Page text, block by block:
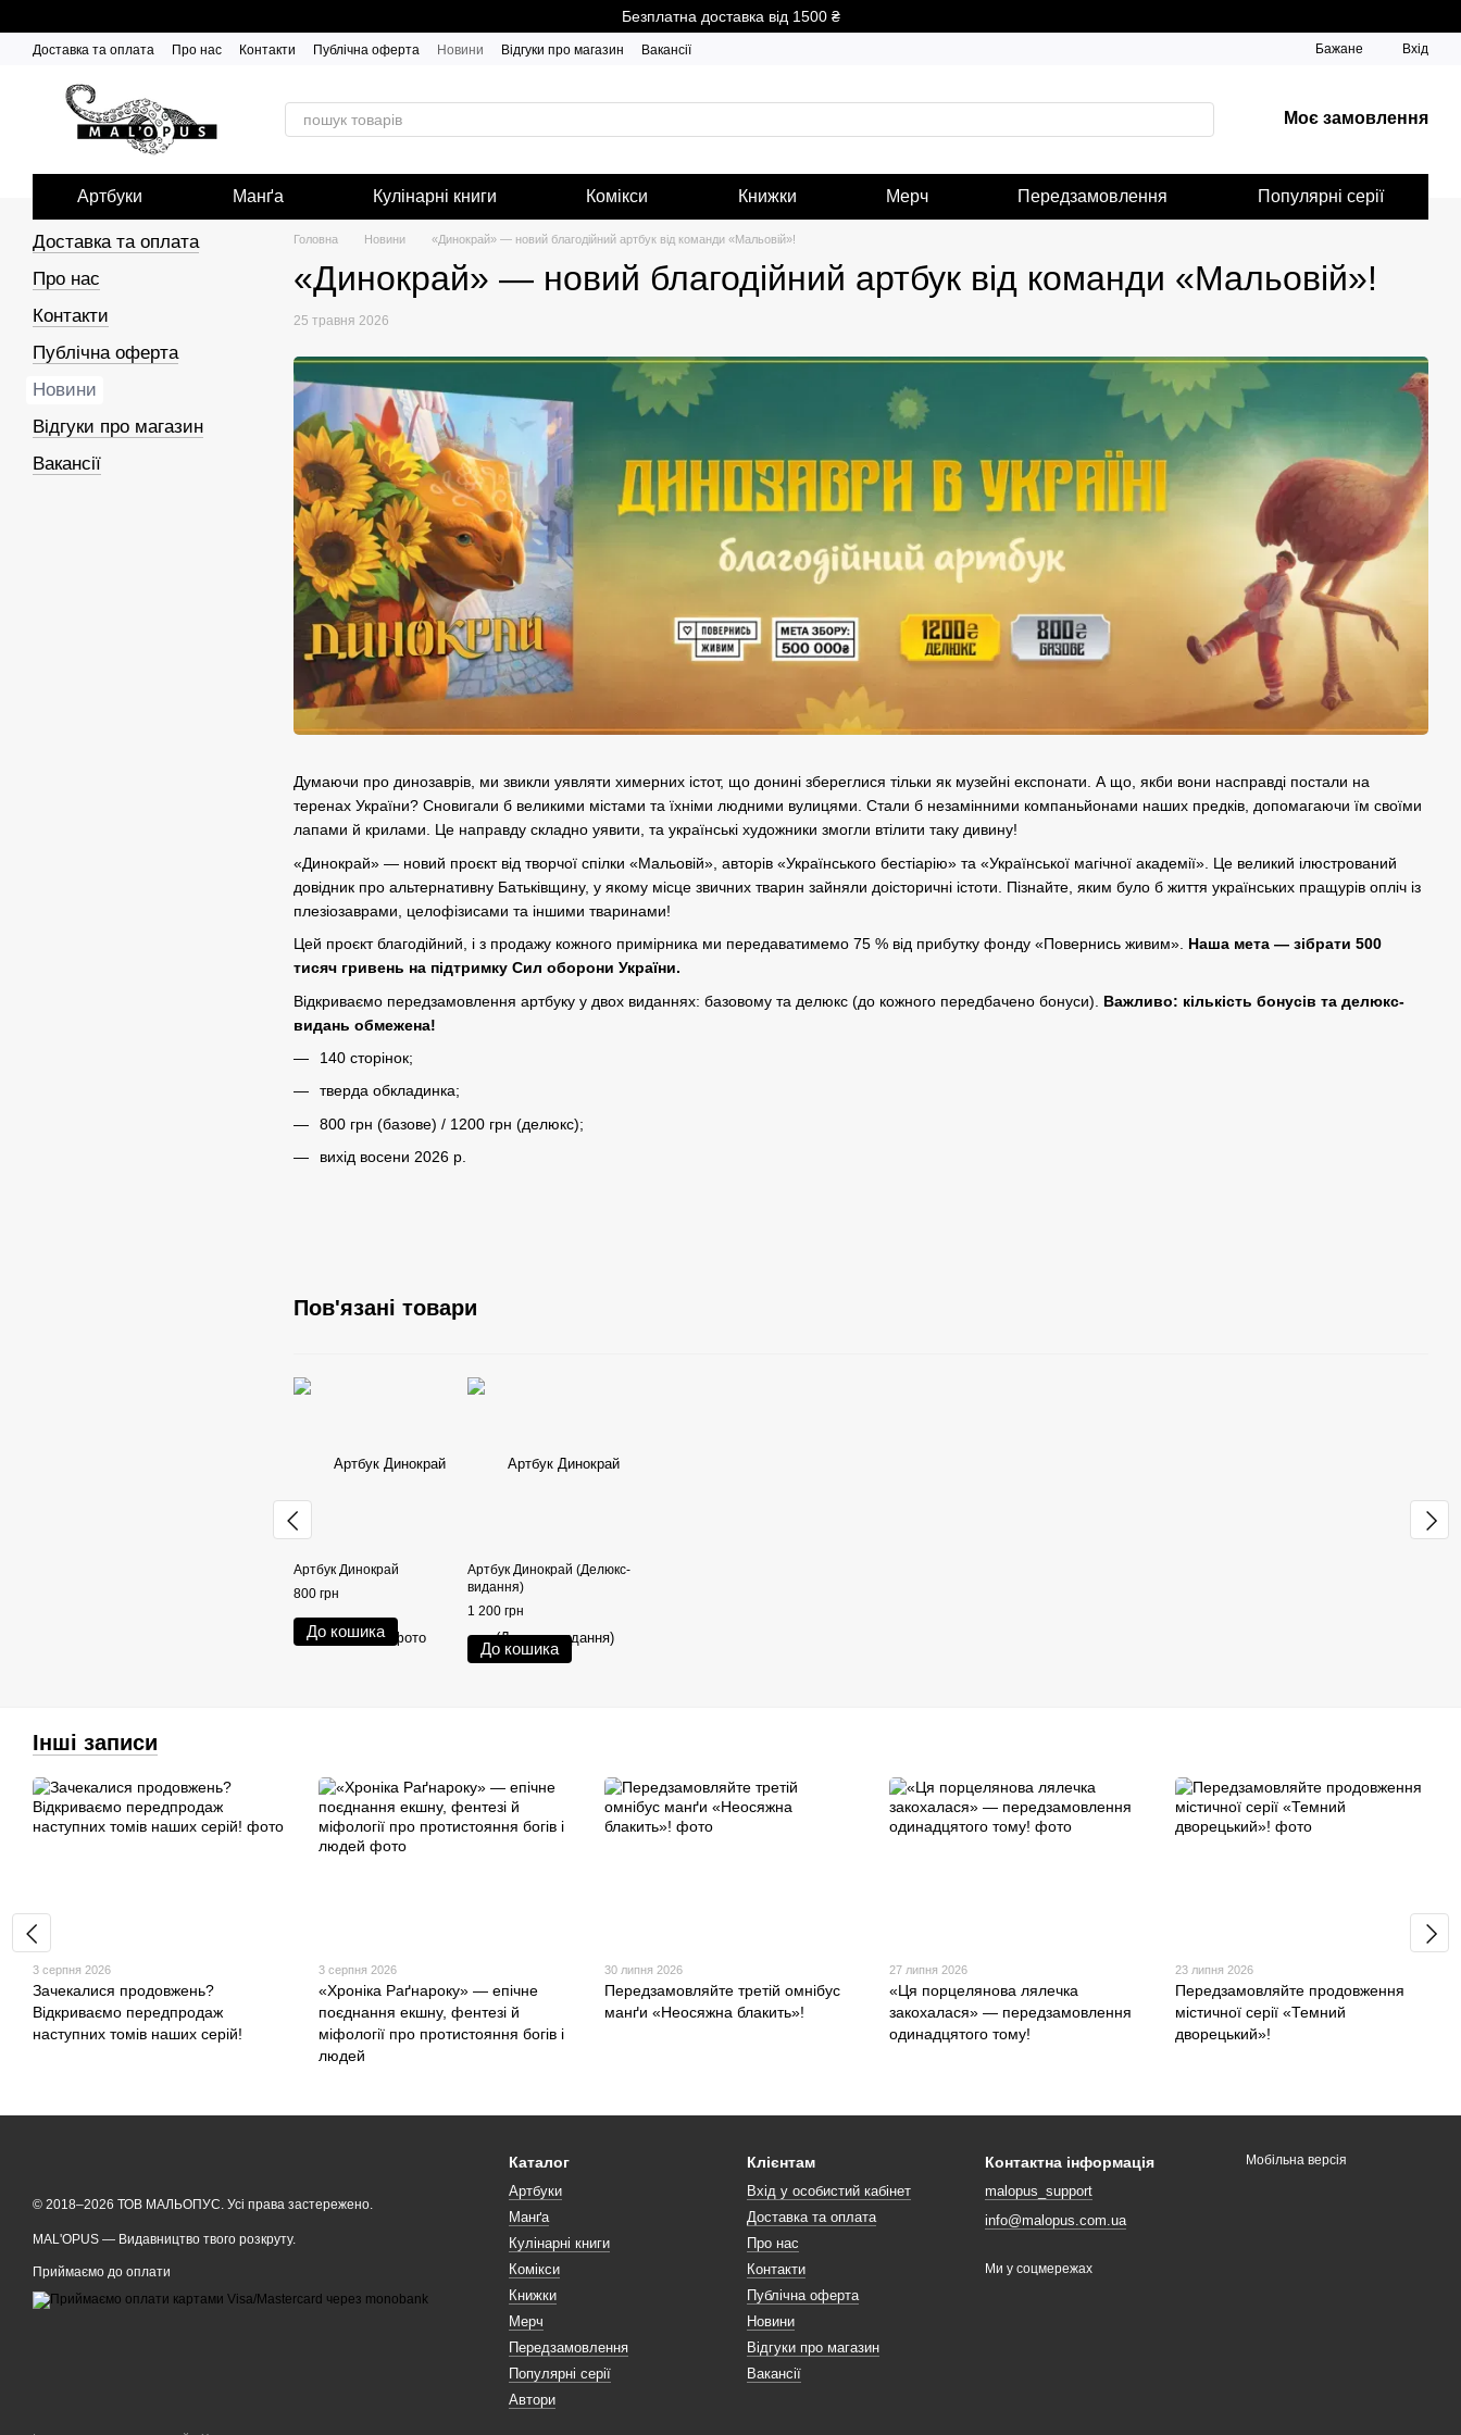
Безплатна доставка від 1500 ₴
Доставка та оплата Про нас Контакти Публічна оферта Новини Відгуки про магазин Вакансії Бажане Вхід
Моє замовлення
Артбуки Манґа Кулінарні книги Комікси Книжки Мерч Передзамовлення Популярні серії
Головна Новини «Динокрай» — новий благодійний артбук від команди «Мальовій»!
«Динокрай» — новий благодійний артбук від команди «Мальовій»!
25 травня 2026
Думаючи про динозаврів, ми звикли уявляти химерних істот, що донині збереглися тільки як музейні експонати. А що, якби вони насправді постали на
теренах України? Сновигали б великими містами та їхніми людними вулицями. Стали б незамінними компаньйонами наших предків, допомагаючи їм своїми
лапами й крилами. Це направду складно уявити, та українські художники змогли втілити таку дивину!
«Динокрай» — новий проєкт від творчої спілки «Мальовій», авторів «Українського бестіарію» та «Української магічної академії». Це великий ілюстрований
довідник про альтернативну Батьківщину, у якому місце звичних тварин зайняли доісторичні істоти. Пізнайте, яким було б життя українських пращурів опліч із
плезіозаврами, целофізисами та іншими тваринами!
Цей проєкт благодійний, і з продажу кожного примірника ми передаватимемо 75 % від прибутку фонду «Повернись живим». Наша мета — зібрати 500
тисяч гривень на підтримку Сил оборони України.
Відкриваємо передзамовлення артбуку у двох виданнях: базовому та делюкс (до кожного передбачено бонуси). Важливо: кількість бонусів та делюкс-
видань обмежена!
140 сторінок;
тверда обкладинка;
800 грн (базове) / 1200 грн (делюкс);
вихід восени 2026 р.
Пов'язані товари
Артбук Динокрай
800 грн
До кошика
Артбук Динокрай (Делюкс-
видання)
1 200 грн
До кошика
Доставка та оплата
Про нас
Контакти
Публічна оферта
Новини
Відгуки про магазин
Вакансії
Інші записи
3 серпня 2026
Зачекалися продовжень?
Відкриваємо передпродаж
наступних томів наших серій!
3 серпня 2026
«Хроніка Раґнароку» — епічне
поєднання екшну, фентезі й
міфології про протистояння богів і
людей
30 липня 2026
Передзамовляйте третій омнібус
манґи «Неосяжна блакить»!
27 липня 2026
«Ця порцелянова лялечка
закохалася» — передзамовлення
одинадцятого тому!
23 липня 2026
Передзамовляйте продовження
містичної серії «Темний
дворецький»!
© 2018–2026 ТОВ МАЛЬОПУС. Усі права застережено.
MAL'OPUS — Видавництво твого розкруту.
Приймаємо до оплати
Каталог
Артбуки
Манґа
Кулінарні книги
Комікси
Книжки
Мерч
Передзамовлення
Популярні серії
Автори
Клієнтам
Вхід у особистий кабінет
Доставка та оплата
Про нас
Контакти
Публічна оферта
Новини
Відгуки про магазин
Вакансії
Контактна інформація
malopus_support
info@malopus.com.ua
Ми у соцмережах
Мобільна версія